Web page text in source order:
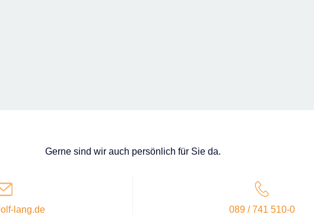
Gerne sind wir auch persönlich für Sie da.
lang.de 089 / 741 510-0